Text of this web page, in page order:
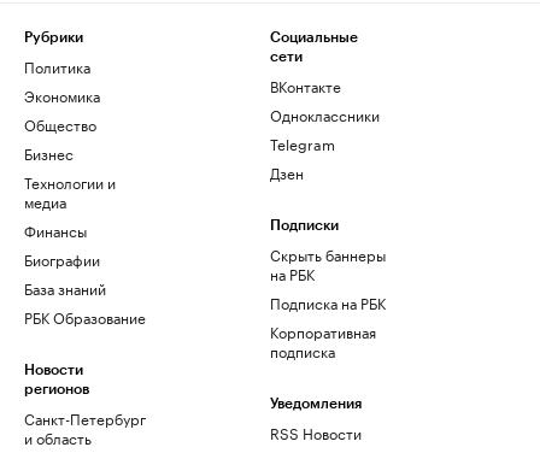
Рубрики
Политика
Экономика
Общество
Бизнес
Технологии и
медиа
Финансы
Биографии
База знаний
РБК Образование
Новости
регионов
Санкт-Петербург
и область
Социальные
сети
ВКонтакте
Одноклассники
Telegram
Дзен
Подписки
Скрыть баннеры
на РБК
Подписка на РБК
Корпоративная
подписка
Уведомления
RSS Новости